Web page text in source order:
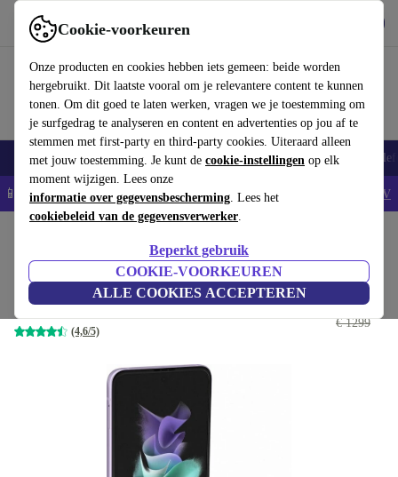
Cookie-voorkeuren
Onze producten en cookies hebben iets gemeen: beide worden
hergebruikt. Dit laatste vooral om je relevantere content te kunnen
tonen. Om dit goed te laten werken, vragen we je toestemming om
je surfgedrag te analyseren en content en advertenties op jou af te
stemmen met first-party en third-party cookies. Uiteraard alleen
met jouw toestemming. Je kunt de cookie-instellingen op elk
moment wijzigen. Lees onze
informatie over gegevensbescherming. Lees het
cookiebeleid van de gegevensverwerker.
Beperkt gebruik
COOKIE-VOORKEUREN
ALLE COOKIES ACCEPTEREN
Gebruik refurbed snel en eenvoudig
Smartphones Laptops Tablets Smartwatches Accessoires
📱5% EXTRA korting op alle iPhones – Code: IPHONEDEAL - AV
Samsung Galaxy Z Flip 3 5G
128 GB | Dual-SIM | Lavender
(4,6/5)
€ 365
€ 1299